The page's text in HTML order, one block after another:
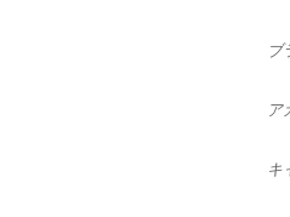
ブ
ア
キ